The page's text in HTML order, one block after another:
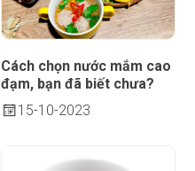
Cách chọn nước mắm cao
đạm, bạn đã biết chưa?
15 10-2023